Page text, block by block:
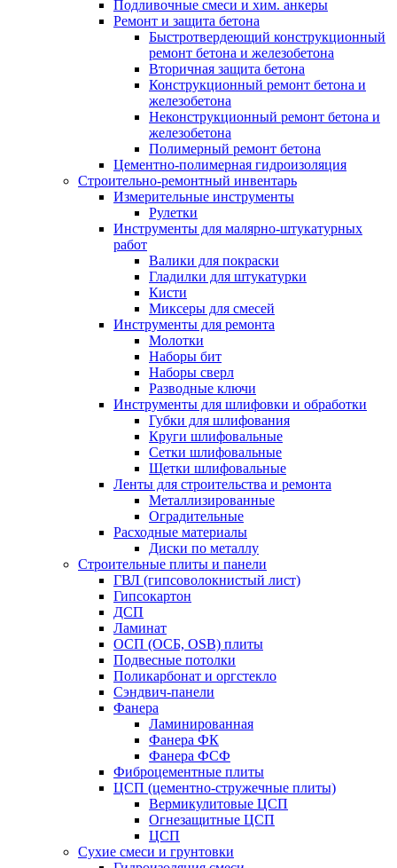
Подливочные смеси и хим. анкеры
Ремонт и защита бетона
Быстротвердеющий конструкционный
ремонт бетона и железобетона
Вторичная защита бетона
Конструкционный ремонт бетона и
железобетона
Неконструкционный ремонт бетона и
железобетона
Полимерный ремонт бетона
Цементно-полимерная гидроизоляция
Строительно-ремонтный инвентарь
Измерительные инструменты
Рулетки
Инструменты для малярно-штукатурных
работ
Валики для покраски
Гладилки для штукатурки
Кисти
Миксеры для смесей
Инструменты для ремонта
Молотки
Наборы бит
Наборы сверл
Разводные ключи
Инструменты для шлифовки и обработки
Губки для шлифования
Круги шлифовальные
Сетки шлифовальные
Щетки шлифовальные
Ленты для строительства и ремонта
Металлизированные
Оградительные
Расходные материалы
Диски по металлу
Строительные плиты и панели
ГВЛ (гипсоволокнистый лист)
Гипсокартон
ДСП
Ламинат
ОСП (ОСБ, OSB) плиты
Подвесные потолки
Поликарбонат и оргстекло
Сэндвич-панели
Фанера
Ламинированная
Фанера ФК
Фанера ФСФ
Фиброцементные плиты
ЦСП (цементно-стружечные плиты)
Вермикулитовые ЦСП
Огнезащитные ЦСП
ЦСП
Сухие смеси и грунтовки